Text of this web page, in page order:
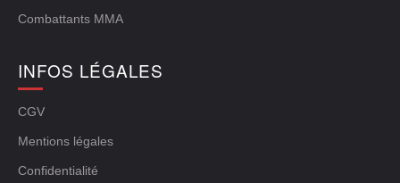
Combattants MMA
INFOS LÉGALES
CGV
Mentions légales
Confidentialité